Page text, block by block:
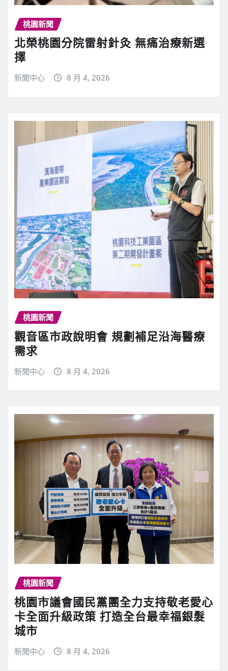
桃園新聞
北榮桃園分院雷射針灸 無痛治療新選
擇
新聞中心 8 月 4, 2026
桃園新聞
觀音區市政說明會 規劃補足沿海醫療
需求
新聞中心 8 月 4, 2026
桃園新聞
桃園市議會國民黨團全力支持敬老愛心
卡全面升級政策 打造全台最幸福銀髮
城市
新聞中心 8 月 4, 2026